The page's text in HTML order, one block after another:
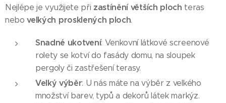
Nejlépe je využijete při zastínění větších ploch teras
nebovelkých prosklených ploch.
Snadné ukotvení: Venkovní látkové screenové
rolety se kotví do fasády domu, na sloupek
pergoly či zastřešení terasy.
Velký výběr: U nás máte na výběr z velkého
množství barev, typů a dekorů látek markýz.